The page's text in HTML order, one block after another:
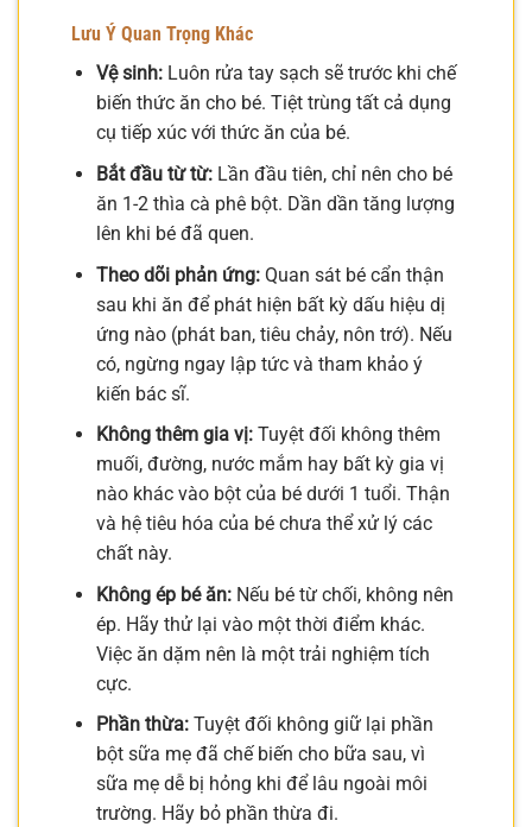
Lưu Ý Quan Trọng Khác
Vệ sinh:Luôn rửa tay sạch sẽ trước khi chế
biến thức ăn cho bé. Tiệt trùng tất cả dụng
cụ tiếp xúc với thức ăn của bé.
Bắt đầu từ từ:Lần đầu tiên, chỉ nên cho bé
ăn 1-2 thìa cà phê bột. Dần dần tăng lượng
lên khi bé đã quen.
Theo dõi phản ứng:Quan sát bé cẩn thận
sau khi ăn để phát hiện bất kỳ dấu hiệu dị
ứng nào (phát ban, tiêu chảy, nôn trớ). Nếu
có, ngừng ngay lập tức và tham khảo ý
kiến bác sĩ.
Không thêm gia vị:Tuyệt đối không thêm
muối, đường, nước mắm hay bất kỳ gia vị
nào khác vào bột của bé dưới 1 tuổi. Thận
và hệ tiêu hóa của bé chưa thể xử lý các
chất này.
Không ép bé ăn:Nếu bé từ chối, không nên
ép. Hãy thử lại vào một thời điểm khác.
Việc ăn dặm nên là một trải nghiệm tích
cực.
Phần thừa:Tuyệt đối không giữ lại phần
bột sữa mẹ đã chế biến cho bữa sau, vì
sữa mẹ dễ bị hỏng khi để lâu ngoài môi
trường. Hãy bỏ phần thừa đi.